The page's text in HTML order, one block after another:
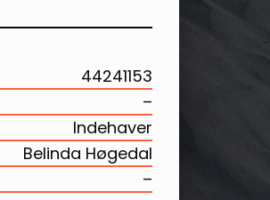
44241153
–
Indehaver
Belinda Høgedal
–